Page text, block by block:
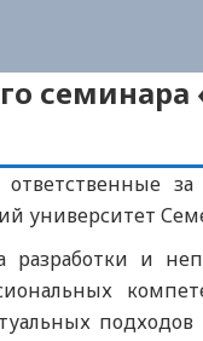
университет
и
подходов